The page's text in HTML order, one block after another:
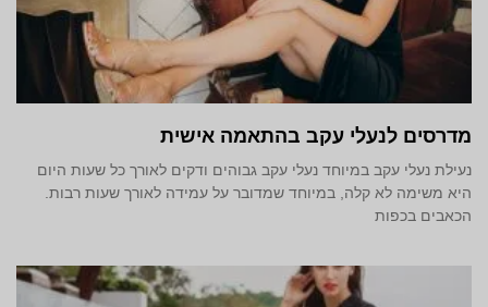
מדרסים לנעלי עקב בהתאמה אישית
נעילת נעלי עקב במיוחד נעלי עקב גבוהים ודקים לאורך כל שעות היום
היא משימה לא קלה, במיוחד שמדובר על עמידה לאורך שעות רבות.
הכאבים בכפות